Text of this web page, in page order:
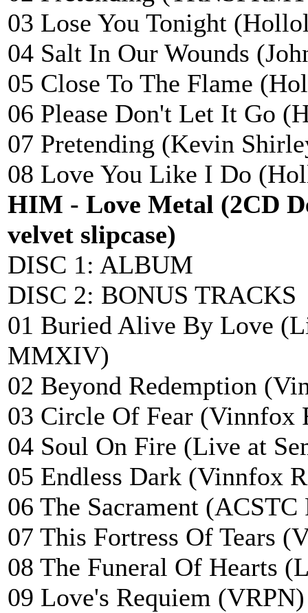
03 Lose You Tonight
04 Salt In Our Wounds
05 Close To The Flame
06 Please Don't Let It Go
07 Pretending (Kevin
08 Love You Like I Do
HIM - Love Metal (2CD
velvet slipcase)
DISC 1: ALBUM
DISC 2: BONUS TRACKS
01 Buried Alive By Love
MMXIV)
02 Beyond Redemption
03 Circle Of Fear (Vinnfox
04 Soul On Fire (Live at
05 Endless Dark (Vinnfox
06 The Sacrament
07 This Fortress Of Tears
08 The Funeral Of Hearts
09 Love's Requiem (VRPN)